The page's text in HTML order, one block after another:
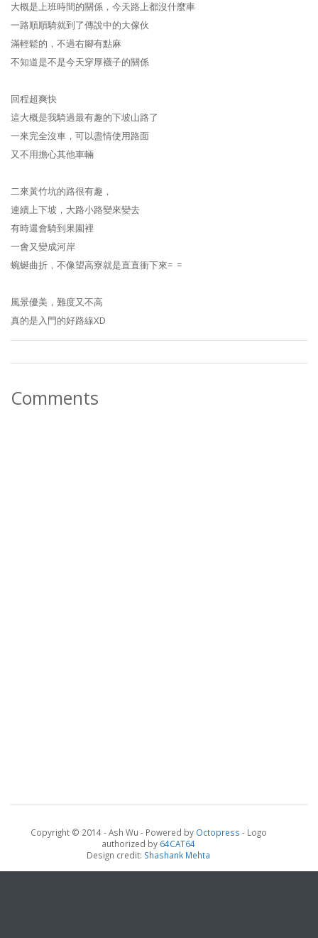
大概是上班時間的關係，今天路上都沒什麼車
一路順順騎就到了傳說中的大傢伙
滿輕鬆的，不過右腳有點麻
不知道是不是今天穿厚襪子的關係
回程超爽快
這大概是我騎過最有趣的下坡山路了
一來完全沒車，可以盡情使用路面
又不用擔心其他車輛
二來黃竹坑的路很有趣，
連續上下坡，大路小路變來變去
有時還會騎到果園裡
一會又變成河岸
蜿蜒曲折，不像望高寮就是直直衝下來= =
風景優美，難度又不高
真的是入門的好路線XD
Comments
Copyright © 2014 - Ash Wu - Powered by Octopress - Logo
authorized by 64CAT64
Design credit: Shashank Mehta